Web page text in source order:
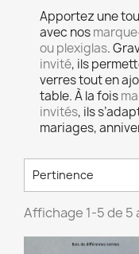
Apportez une
avec nos
ou plexiglas.
invité, ils
verres tout en
table. À la fois
invités, ils
mariages,
Pertinence
Affichage 1-5 de